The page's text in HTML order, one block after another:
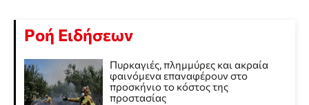
Ροή Ειδήσεων
Πυρκαγιές, πλημμύρες και ακραία
φαινόμενα επαναφέρουν στο
προσκήνιο το κόστος της
προστασίας